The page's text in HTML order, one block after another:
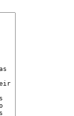
profile, and
that the user is new to